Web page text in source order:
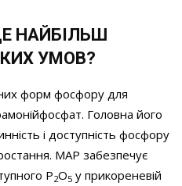
НАЙБІЛЬШ
УМОВ?
форм фосфору для
Головна його
і доступність фосфору
MAP забезпечує
Р2О5 у прикореневій